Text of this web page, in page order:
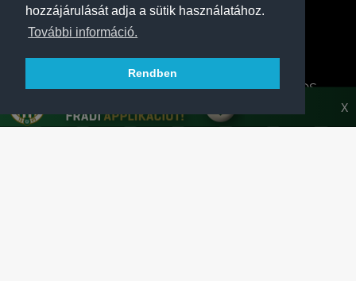
hozzájárulását adja a sütik használatához.
További információ.
Rendben
A FERENCVÁROSI TORNA CLUB HIVATALOS
X